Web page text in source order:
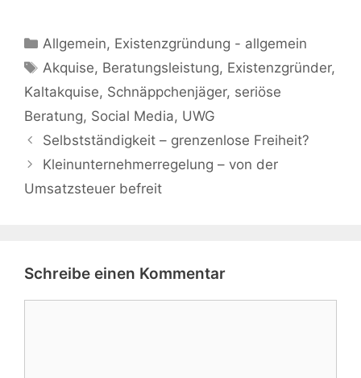
Kategorien
Allgemein, Existenzgründung - allgemein
Schlagwörter
Akquise, Beratungsleistung, Existenzgründer,
Kaltakquise, Schnäppchenjäger, seriöse
Beratung, Social Media, UWG
Selbstständigkeit – grenzenlose Freiheit?
Kleinunternehmerregelung – von der
Umsatzsteuer befreit
Schreibe einen Kommentar